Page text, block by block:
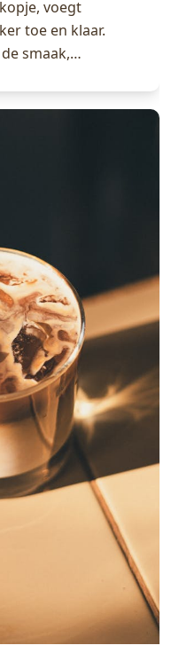
voegt
toe en klaar.
smaak,…